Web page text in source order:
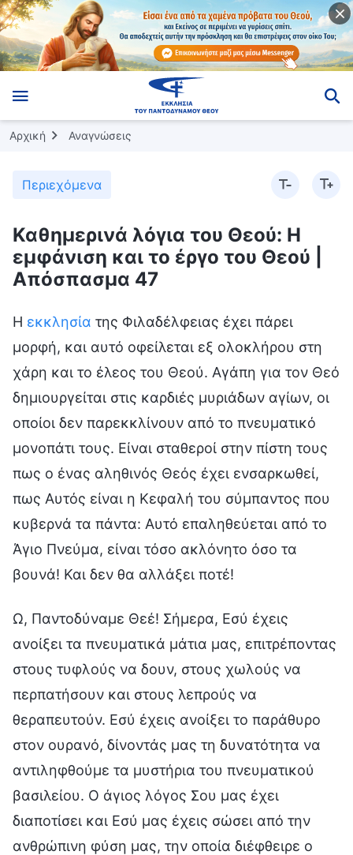
Αρχική Αναγνώσεις
Περιεχόμενα
Καθημερινά λόγια του Θεού: Η
εμφάνιση και το έργο του Θεού |
Απόσπασμα 47
Η εκκλησία της Φιλαδέλφειας έχει πάρει
μορφή, και αυτό οφείλεται εξ ολοκλήρου στη
χάρη και το έλεος του Θεού. Αγάπη για τον Θεό
δημιουργείται στις καρδιές μυριάδων αγίων, οι
οποίοι δεν παρεκκλίνουν από το πνευματικό
μονοπάτι τους. Είναι σταθεροί στην πίστη τους
πως ο ένας αληθινός Θεός έχει ενσαρκωθεί,
πως Αυτός είναι η Κεφαλή του σύμπαντος που
κυβερνά τα πάντα: Αυτό επαληθεύεται από το
Άγιο Πνεύμα, είναι τόσο ακλόνητο όσο τα
βουνά! Και δεν θα αλλάξει ποτέ!
Ω, Παντοδύναμε Θεέ! Σήμερα, Εσύ έχεις
ανοίξει τα πνευματικά μάτια μας, επιτρέποντας
στους τυφλούς να δουν, στους χωλούς να
περπατήσουν και στους λεπρούς να
θεραπευτούν. Εσύ έχεις ανοίξει το παράθυρο
στον ουρανό, δίνοντάς μας τη δυνατότητα να
αντιληφθούμε τα μυστήρια του πνευματικού
βασιλείου. Ο άγιος λόγος Σου μας έχει
διαποτίσει και Εσύ μας έχεις σώσει από την
ανθρώπινη φύση μας, την οποία διέφθειρε ο